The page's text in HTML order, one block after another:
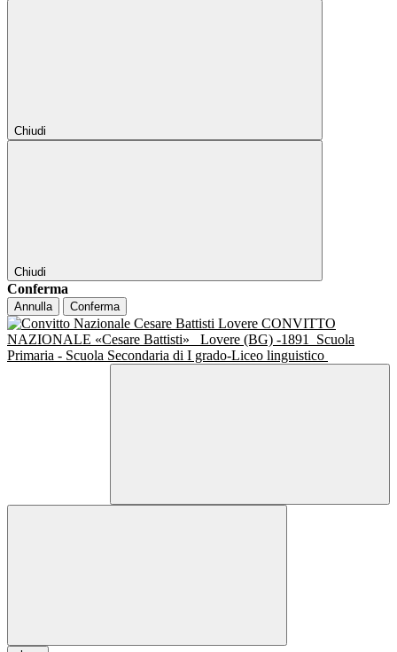
Chiudi
Chiudi
Conferma
Annulla Conferma
CONVITTO
NAZIONALE «Cesare Battisti»
Lovere (BG) -1891
Scuola
Primaria - Scuola Secondaria di I grado-Liceo linguistico